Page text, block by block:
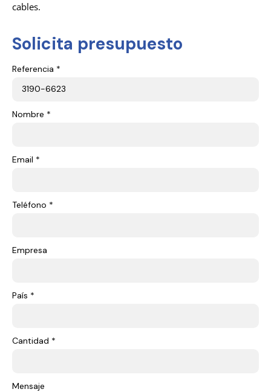
cables.
Solicita presupuesto
Referencia *
Nombre *
Email *
Teléfono *
Empresa
País *
Cantidad *
Mensaje